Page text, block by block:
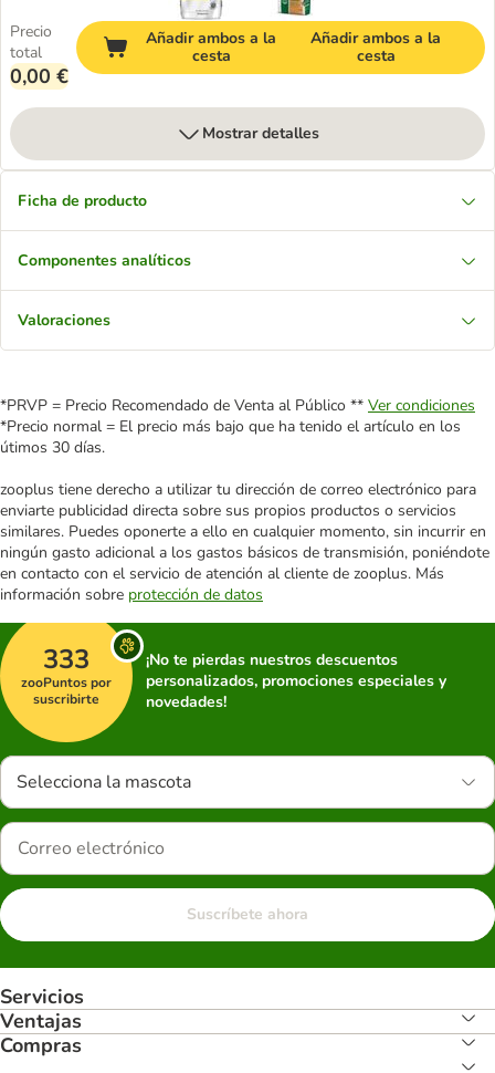
Precio
total
0,00 €
Añadir ambos a la
cesta
Añadir ambos a la
cesta
Mostrar detalles
Ficha de producto
Componentes analíticos
Valoraciones
*PRVP = Precio Recomendado de Venta al Público ** Ver condiciones
*Precio normal = El precio más bajo que ha tenido el artículo en los
útimos 30 días.
zooplus tiene derecho a utilizar tu dirección de correo electrónico para
enviarte publicidad directa sobre sus propios productos o servicios
similares. Puedes oponerte a ello en cualquier momento, sin incurrir en
ningún gasto adicional a los gastos básicos de transmisión, poniéndote
en contacto con el servicio de atención al cliente de zooplus. Más
información sobre protección de datos
333
zooPuntos por
suscribirte
¡No te pierdas nuestros descuentos
personalizados, promociones especiales y
novedades!
Selecciona la mascota
Suscríbete ahora
Servicios
Ventajas
Compras